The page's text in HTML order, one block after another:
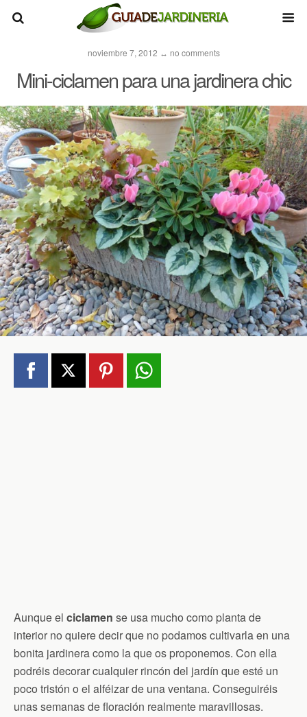
noviembre 7, 2012 ↔ no comments
Mini-ciclamen para una jardinera chic
Aunque el ciclamen se usa mucho como planta de
interior no quiere decir que no podamos cultivarla en una
bonita jardinera como la que os proponemos. Con ella
podréis decorar cualquier rincón del jardín que esté un
poco tristón o el alféizar de una ventana. Conseguiréis
unas semanas de floración realmente maravillosas.